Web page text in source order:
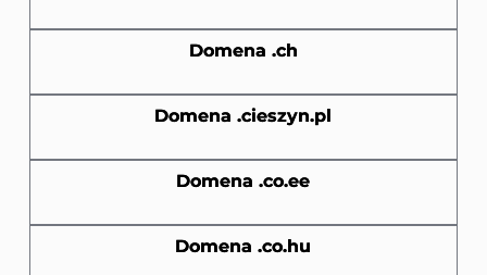
Domena .ch
Domena .cieszyn.pl
Domena .co.ee
Domena .co.hu